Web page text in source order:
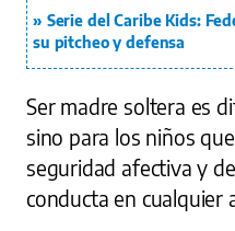
Serie del Caribe Kids:
su pitcheo y defensa
Ser madre soltera es
sino para los niños
seguridad afectiva y
conducta en cualquier